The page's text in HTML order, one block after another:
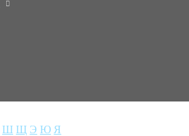
Ш Щ Э Ю Я